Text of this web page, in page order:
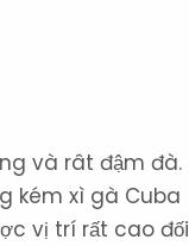
và rât đậm đà.
kém xì gà Cuba
vị trí rất cao đối